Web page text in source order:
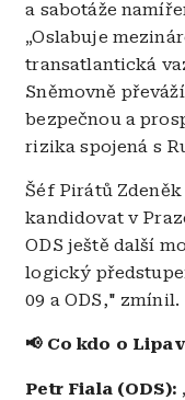
a sabotáže
„Oslabuje
transatlantická
Sněmovně
bezpečnou a
rizika spojená s
Šéf Pirátů
kandidovat v
ODS ještě další
logický
09 a ODS," zmínil.
📢 Co kdo o
Petr Fiala (ODS):